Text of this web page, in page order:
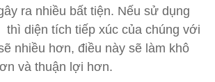
ra nhiều bất tiện. Nếu sử dụng
thì diện tích tiếp xúc của chúng với
nhiều hơn, điều này sẽ làm khô
và thuận lợi hơn.